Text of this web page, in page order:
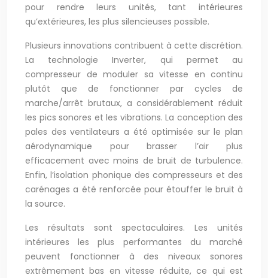
pour rendre leurs unités, tant intérieures
qu’extérieures, les plus silencieuses possible.
Plusieurs innovations contribuent à cette discrétion.
La technologie Inverter, qui permet au
compresseur de moduler sa vitesse en continu
plutôt que de fonctionner par cycles de
marche/arrêt brutaux, a considérablement réduit
les pics sonores et les vibrations. La conception des
pales des ventilateurs a été optimisée sur le plan
aérodynamique pour brasser l’air plus
efficacement avec moins de bruit de turbulence.
Enfin, l’isolation phonique des compresseurs et des
carénages a été renforcée pour étouffer le bruit à
la source.
Les résultats sont spectaculaires. Les unités
intérieures les plus performantes du marché
peuvent fonctionner à des niveaux sonores
extrêmement bas en vitesse réduite, ce qui est